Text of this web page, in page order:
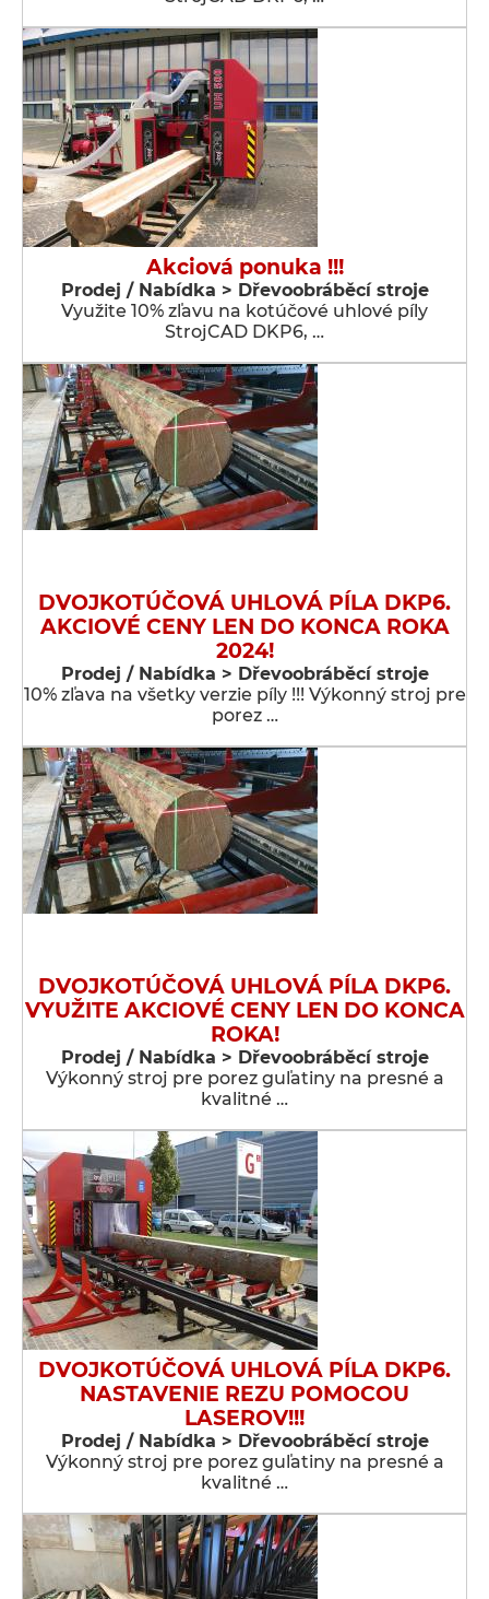
Akciová ponuka !!!
Prodej / Nabídka > Dřevoobráběcí stroje
Využite 10% zľavu na kotúčové uhlové píly
StrojCAD DKP6, …
DVOJKOTÚČOVÁ UHLOVÁ PÍLA DKP6.
AKCIOVÉ CENY LEN DO KONCA ROKA
2024!
Prodej / Nabídka > Dřevoobráběcí stroje
10% zľava na všetky verzie píly !!! Výkonný stroj pre
porez …
DVOJKOTÚČOVÁ UHLOVÁ PÍLA DKP6.
VYUŽITE AKCIOVÉ CENY LEN DO KONCA
ROKA!
Prodej / Nabídka > Dřevoobráběcí stroje
Výkonný stroj pre porez guľatiny na presné a
kvalitné …
DVOJKOTÚČOVÁ UHLOVÁ PÍLA DKP6.
NASTAVENIE REZU POMOCOU
LASEROV!!!
Prodej / Nabídka > Dřevoobráběcí stroje
Výkonný stroj pre porez guľatiny na presné a
kvalitné …